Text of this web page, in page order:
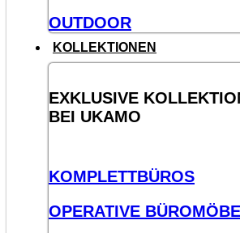
OUTDOOR
KOLLEKTIONEN
EXKLUSIVE
BEI UKAMO
KOMPLETTBÜROS
OPERATIVE